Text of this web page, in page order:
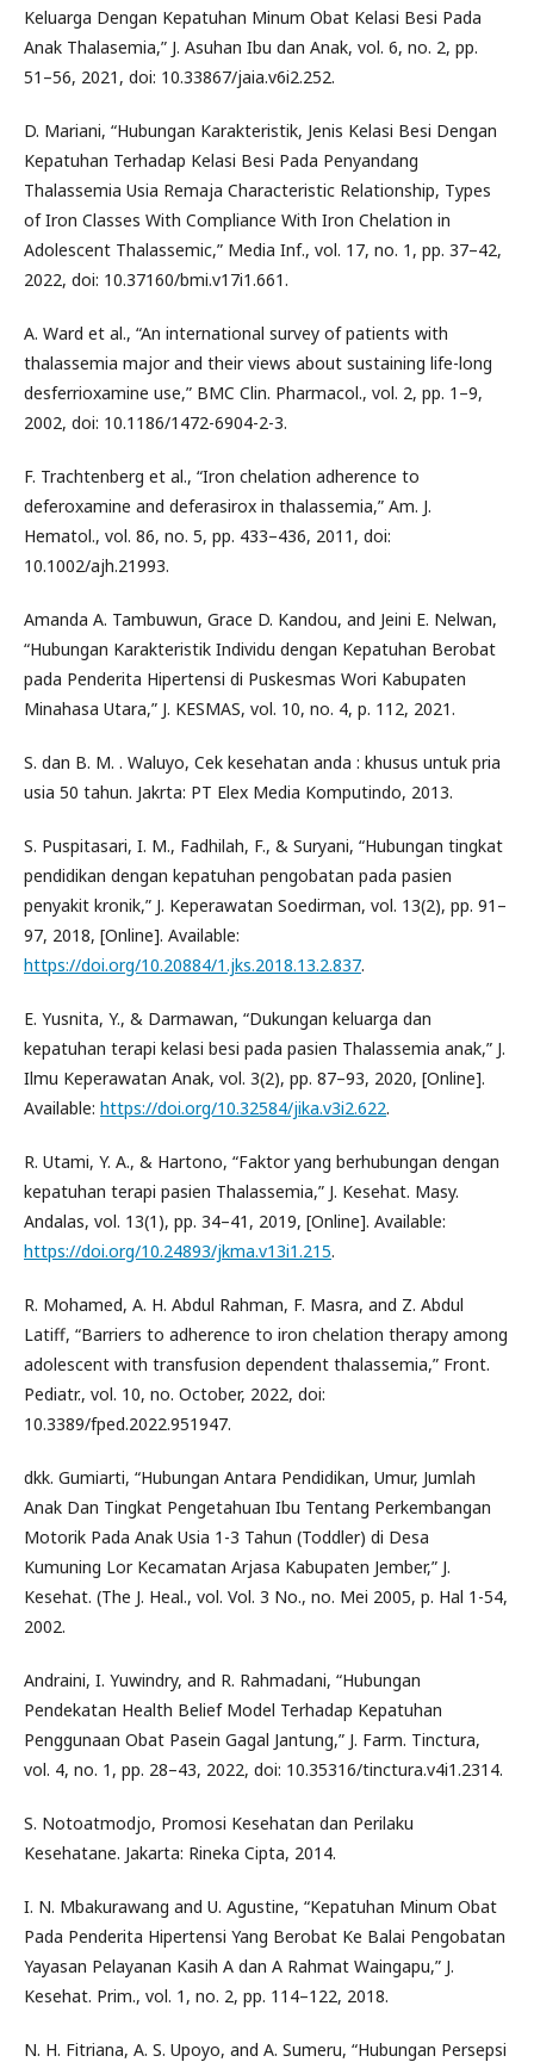
Keluarga Dengan Kepatuhan Minum Obat Kelasi Besi Pada
Anak Thalasemia,” J. Asuhan Ibu dan Anak, vol. 6, no. 2, pp.
51–56, 2021, doi: 10.33867/jaia.v6i2.252.
D. Mariani, “Hubungan Karakteristik, Jenis Kelasi Besi Dengan
Kepatuhan Terhadap Kelasi Besi Pada Penyandang
Thalassemia Usia Remaja Characteristic Relationship, Types
of Iron Classes With Compliance With Iron Chelation in
Adolescent Thalassemic,” Media Inf., vol. 17, no. 1, pp. 37–42,
2022, doi: 10.37160/bmi.v17i1.661.
A. Ward et al., “An international survey of patients with
thalassemia major and their views about sustaining life-long
desferrioxamine use,” BMC Clin. Pharmacol., vol. 2, pp. 1–9,
2002, doi: 10.1186/1472-6904-2-3.
F. Trachtenberg et al., “Iron chelation adherence to
deferoxamine and deferasirox in thalassemia,” Am. J.
Hematol., vol. 86, no. 5, pp. 433–436, 2011, doi:
10.1002/ajh.21993.
Amanda A. Tambuwun, Grace D. Kandou, and Jeini E. Nelwan,
“Hubungan Karakteristik Individu dengan Kepatuhan Berobat
pada Penderita Hipertensi di Puskesmas Wori Kabupaten
Minahasa Utara,” J. KESMAS, vol. 10, no. 4, p. 112, 2021.
S. dan B. M. . Waluyo, Cek kesehatan anda : khusus untuk pria
usia 50 tahun. Jakrta: PT Elex Media Komputindo, 2013.
S. Puspitasari, I. M., Fadhilah, F., & Suryani, “Hubungan tingkat
pendidikan dengan kepatuhan pengobatan pada pasien
penyakit kronik,” J. Keperawatan Soedirman, vol. 13(2), pp. 91–
97, 2018, [Online]. Available:
https://doi.org/10.20884/1.jks.2018.13.2.837.
E. Yusnita, Y., & Darmawan, “Dukungan keluarga dan
kepatuhan terapi kelasi besi pada pasien Thalassemia anak,” J.
Ilmu Keperawatan Anak, vol. 3(2), pp. 87–93, 2020, [Online].
Available: https://doi.org/10.32584/jika.v3i2.622.
R. Utami, Y. A., & Hartono, “Faktor yang berhubungan dengan
kepatuhan terapi pasien Thalassemia,” J. Kesehat. Masy.
Andalas, vol. 13(1), pp. 34–41, 2019, [Online]. Available:
https://doi.org/10.24893/jkma.v13i1.215.
R. Mohamed, A. H. Abdul Rahman, F. Masra, and Z. Abdul
Latiff, “Barriers to adherence to iron chelation therapy among
adolescent with transfusion dependent thalassemia,” Front.
Pediatr., vol. 10, no. October, 2022, doi:
10.3389/fped.2022.951947.
dkk. Gumiarti, “Hubungan Antara Pendidikan, Umur, Jumlah
Anak Dan Tingkat Pengetahuan Ibu Tentang Perkembangan
Motorik Pada Anak Usia 1-3 Tahun (Toddler) di Desa
Kumuning Lor Kecamatan Arjasa Kabupaten Jember,” J.
Kesehat. (The J. Heal., vol. Vol. 3 No., no. Mei 2005, p. Hal 1-54,
2002.
Andraini, I. Yuwindry, and R. Rahmadani, “Hubungan
Pendekatan Health Belief Model Terhadap Kepatuhan
Penggunaan Obat Pasein Gagal Jantung,” J. Farm. Tinctura,
vol. 4, no. 1, pp. 28–43, 2022, doi: 10.35316/tinctura.v4i1.2314.
S. Notoatmodjo, Promosi Kesehatan dan Perilaku
Kesehatane. Jakarta: Rineka Cipta, 2014.
I. N. Mbakurawang and U. Agustine, “Kepatuhan Minum Obat
Pada Penderita Hipertensi Yang Berobat Ke Balai Pengobatan
Yayasan Pelayanan Kasih A dan A Rahmat Waingapu,” J.
Kesehat. Prim., vol. 1, no. 2, pp. 114–122, 2018.
N. H. Fitriana, A. S. Upoyo, and A. Sumeru, “Hubungan Persepsi